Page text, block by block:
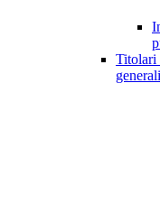
Titolari